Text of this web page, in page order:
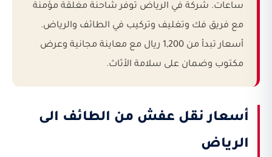
ساعات. شركة في الرياض توفر شاحنة مغلقة مؤمنة
مع فريق فك وتغليف وتركيب في الطائف والرياض.
أسعار تبدأ من 1,200 ريال مع معاينة مجانية وعرض
مكتوب وضمان على سلامة الأثاث.
أسعار نقل عفش من الطائف الى
الرياض